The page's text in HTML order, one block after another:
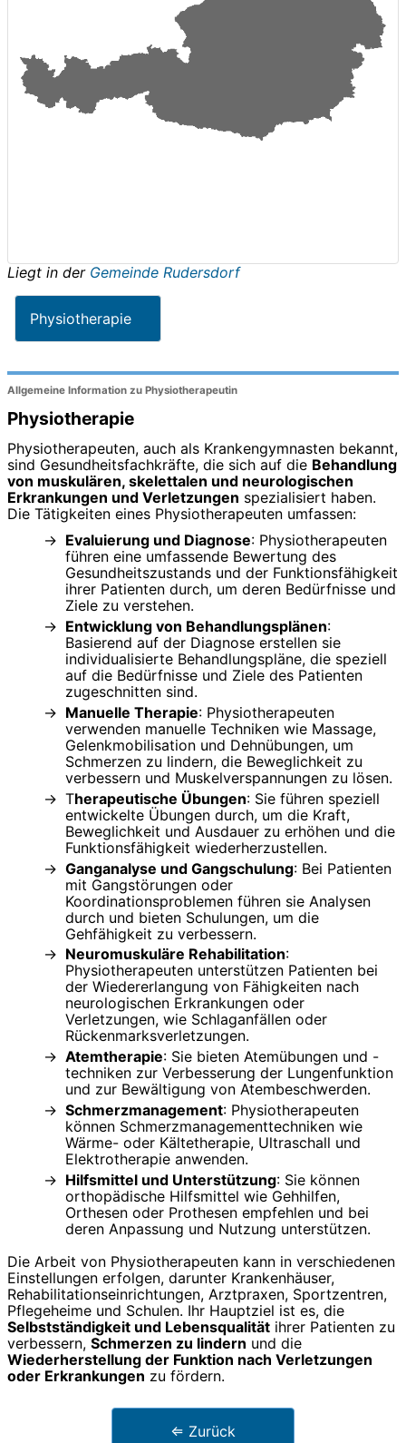
Liegt in der Gemeinde Rudersdorf
Physiotherapie
Allgemeine Information zu Physiotherapeutin
Physiotherapie
Physiotherapeuten, auch als Krankengymnasten bekannt,
sind Gesundheitsfachkräfte, die sich auf die Behandlung
von muskulären, skelettalen und neurologischen
Erkrankungen und Verletzungen spezialisiert haben.
Die Tätigkeiten eines Physiotherapeuten umfassen:
Evaluierung und Diagnose: Physiotherapeuten
führen eine umfassende Bewertung des
Gesundheitszustands und der Funktionsfähigkeit
ihrer Patienten durch, um deren Bedürfnisse und
Ziele zu verstehen.
Entwicklung von Behandlungsplänen:
Basierend auf der Diagnose erstellen sie
individualisierte Behandlungspläne, die speziell
auf die Bedürfnisse und Ziele des Patienten
zugeschnitten sind.
Manuelle Therapie: Physiotherapeuten
verwenden manuelle Techniken wie Massage,
Gelenkmobilisation und Dehnübungen, um
Schmerzen zu lindern, die Beweglichkeit zu
verbessern und Muskelverspannungen zu lösen.
Therapeutische Übungen: Sie führen speziell
entwickelte Übungen durch, um die Kraft,
Beweglichkeit und Ausdauer zu erhöhen und die
Funktionsfähigkeit wiederherzustellen.
Ganganalyse und Gangschulung: Bei Patienten
mit Gangstörungen oder
Koordinationsproblemen führen sie Analysen
durch und bieten Schulungen, um die
Gehfähigkeit zu verbessern.
Neuromuskuläre Rehabilitation:
Physiotherapeuten unterstützen Patienten bei
der Wiedererlangung von Fähigkeiten nach
neurologischen Erkrankungen oder
Verletzungen, wie Schlaganfällen oder
Rückenmarksverletzungen.
Atemtherapie: Sie bieten Atemübungen und -
techniken zur Verbesserung der Lungenfunktion
und zur Bewältigung von Atembeschwerden.
Schmerzmanagement: Physiotherapeuten
können Schmerzmanagementtechniken wie
Wärme- oder Kältetherapie, Ultraschall und
Elektrotherapie anwenden.
Hilfsmittel und Unterstützung: Sie können
orthopädische Hilfsmittel wie Gehhilfen,
Orthesen oder Prothesen empfehlen und bei
deren Anpassung und Nutzung unterstützen.
Die Arbeit von Physiotherapeuten kann in verschiedenen
Einstellungen erfolgen, darunter Krankenhäuser,
Rehabilitationseinrichtungen, Arztpraxen, Sportzentren,
Pflegeheime und Schulen. Ihr Hauptziel ist es, die
Selbstständigkeit und Lebensqualität ihrer Patienten zu
verbessern, Schmerzen zu lindern und die
Wiederherstellung der Funktion nach Verletzungen
oder Erkrankungen zu fördern.
⇐ Zurück